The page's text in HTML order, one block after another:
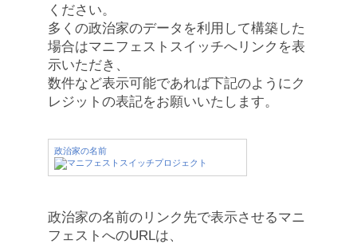
ください。
多くの政治家のデータを利用して構築した
場合はマニフェストスイッチへリンクを表
示いただき、
数件など表示可能であれば下記のようにク
レジットの表記をお願いいたします。
政治家の名前
政治家の名前のリンク先で表示させるマニ
フェストへのURLは、